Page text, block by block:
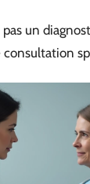
un
consultation